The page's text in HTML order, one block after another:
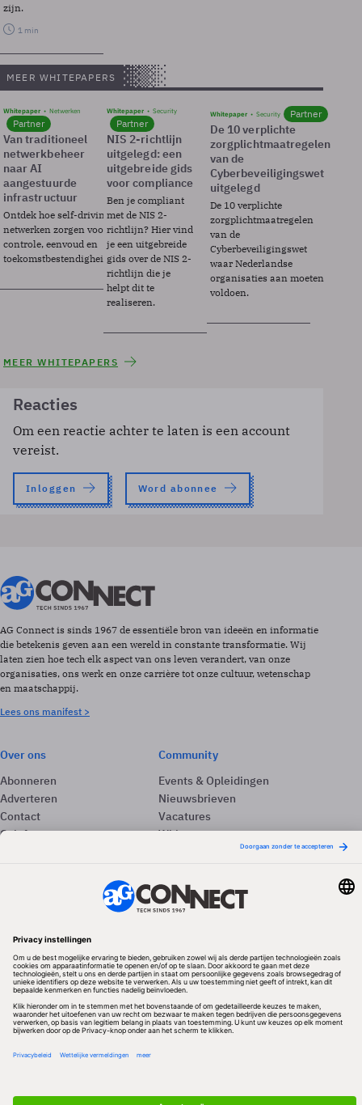
zijn.
1 min
MEER WHITEPAPERS
Whitepaper Netwerken
Partner
Van traditioneel
netwerkbeheer
naar AI
aangestuurde
infrastructuur
Ontdek hoe self-driving
netwerken zorgen voor
controle, eenvoud en
toekomstbestendigheid.
Whitepaper Security
Partner
NIS 2-richtlijn
uitgelegd: een
uitgebreide gids
voor compliance
Ben je compliant
met de NIS 2-
richtlijn? Hier vind
je een uitgebreide
gids over de NIS 2-
richtlijn die je
helpt dit te
realiseren.
Whitepaper Security Partner
De 10 verplichte
zorgplichtmaatregelen
van de
Cyberbeveiligingswet
uitgelegd
De 10 verplichte
zorgplichtmaatregelen
van de
Cyberbeveiligingswet
waar Nederlandse
organisaties aan moeten
voldoen.
MEER WHITEPAPERS
Reacties
Om een reactie achter te laten is een account
vereist.
Inloggen Word abonnee
AG Connect is sinds 1967 de essentiële bron van ideeën en informatie
die betekenis geven aan een wereld in constante transformatie. Wij
laten zien hoe tech elk aspect van ons leven verandert, van onze
organisaties, ons werk en onze carrière tot onze cultuur, wetenschap
en maatschappij.
Lees ons manifest >
Over ons
Abonneren
Adverteren
Contact
Colofon
Community
Events & Opleidingen
Nieuwsbrieven
Vacatures
Whitepapers
Redactionele partner
Algemene Voorwaarden & Copyrights